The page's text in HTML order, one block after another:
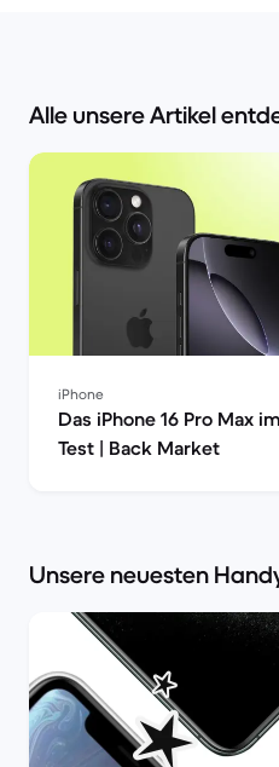
Alle unsere Artikel
iPhone
Das iPhone 16 Pro Max im
Test | Back Market
Unsere neuesten